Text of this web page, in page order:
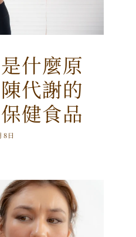
什麼原
代謝的
健食品
8日